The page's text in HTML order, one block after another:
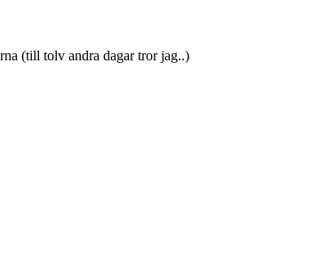
(till tolv andra dagar tror jag..)